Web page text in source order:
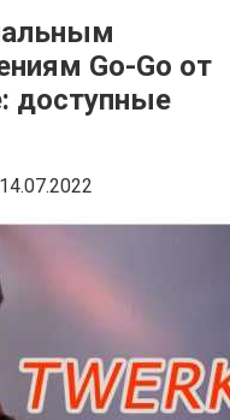
Go-Go от
доступные
14.07.2022